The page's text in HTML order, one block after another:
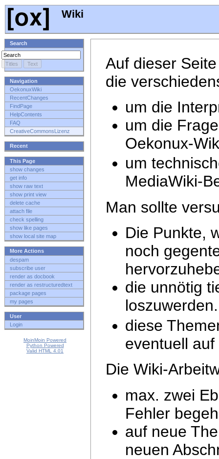
Wiki
Search
Navigation
OekonuxWiki
RecentChanges
FindPage
HelpContents
FAQ
CreativeCommonsLizenz
Recent
This Page
show changes
get info
show raw text
show print view
delete cache
attach file
check spelling
show like pages
show local site map
More Actions
despam
subscribe user
render as docbook
render as restructuredtext
package pages
my pages
User
Login
MoinMoin Powered
Python Powered
Valid HTML 4.01
Auf dieser
die
um die
um die
Oekonux-
um
MediaWiki-
Man sollte
Die Punkte,
noch
die unnötig
loszuwerden.
diese
eventuell
Die Wiki-
max. zwei
Fehler
auf neue
neuen